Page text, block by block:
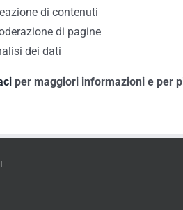
di contenuti
di pagine
dei dati
per maggiori informazioni e per